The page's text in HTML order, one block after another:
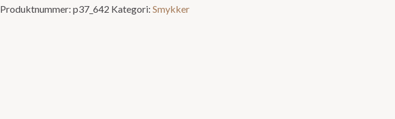
Produktnummer:p37_642 Kategori:Smykker